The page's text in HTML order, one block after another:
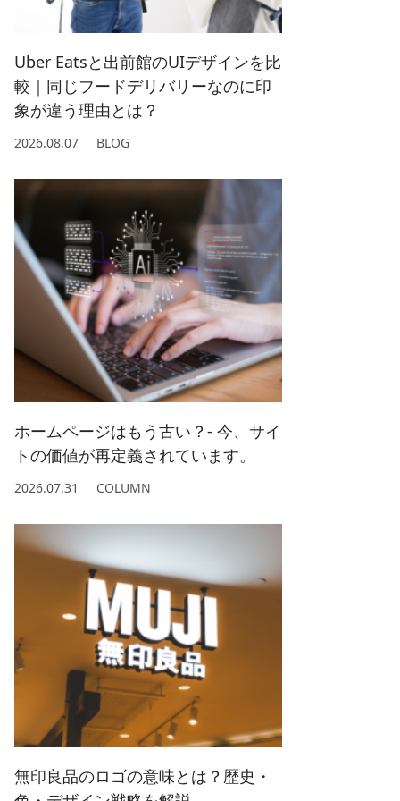
2021/ 2 (4)
Uber Eatsと出前館のUIデザインを比
較｜同じフードデリバリーなのに印
象が違う理由とは？
2026.08.07 BLOG
ホームページはもう古い？- 今、サイ
トの価値が再定義されています。
2026.07.31 COLUMN
無印良品のロゴの意味とは？歴史・